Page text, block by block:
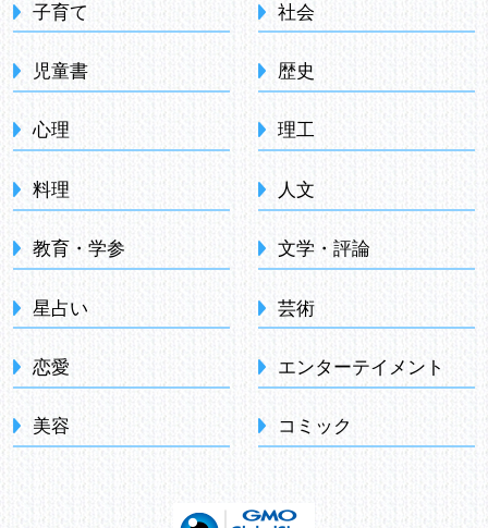
子育て
児童書
心理
料理
教育・学参
星占い
恋愛
美容
社会
歴史
理工
人文
文学・評論
芸術
エンターテイメント
コミック